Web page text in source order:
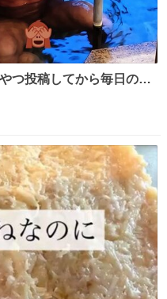
つ投稿してから毎日のよ
てる。SNS効果凄い。俺
がとうございます🫡